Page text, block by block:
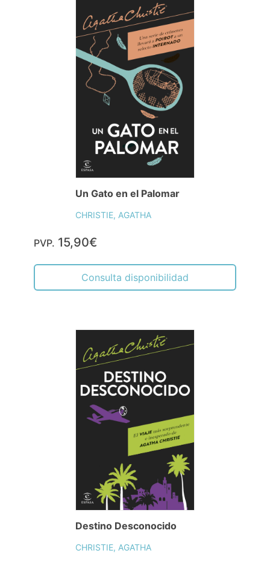
Un Gato en el Palomar
CHRISTIE, AGATHA
PVP. 15,90€
Consulta disponibilidad
Destino Desconocido
CHRISTIE, AGATHA